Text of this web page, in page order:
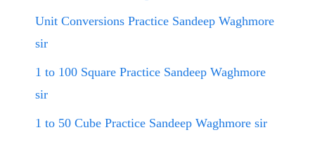
Unit Conversions Practice Sandeep Waghmore
sir
1 to 100 Square Practice Sandeep Waghmore
sir
1 to 50 Cube Practice Sandeep Waghmore sir